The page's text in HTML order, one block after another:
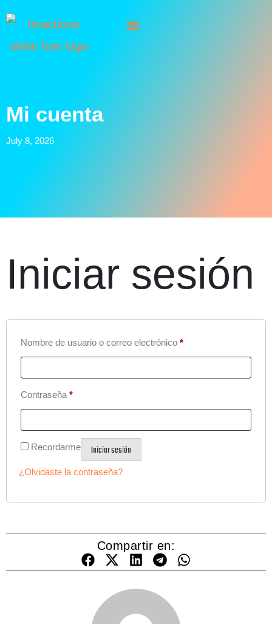
Mi cuenta
July 8, 2026
Iniciar sesión
Nombre de usuario o correo electrónico *
Contraseña *
Recordarme Iniciar sesión
¿Olvidaste la contraseña?
Compartir en: